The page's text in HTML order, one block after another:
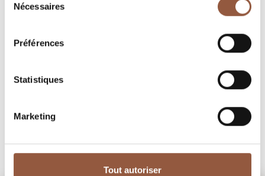
Nécessaires
Préférences
Statistiques
Marketing
Tout autoriser
Régnié Bio
découvrir
Domaine des Ronze